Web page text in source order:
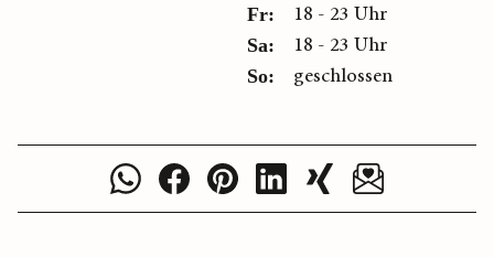
Fr: 18 - 23 Uhr
Sa: 18 - 23 Uhr
So: geschlossen